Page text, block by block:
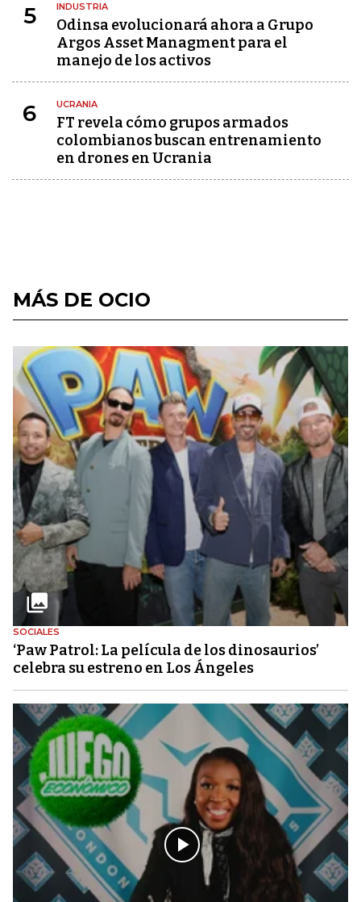
5 INDUSTRIA
Odinsa evolucionará ahora a Grupo
Argos Asset Managment para el
manejo de los activos
6 UCRANIA
FT revela cómo grupos armados
colombianos buscan entrenamiento
en drones en Ucrania
MÁS DE OCIO
SOCIALES
‘Paw Patrol: La película de los dinosaurios’
celebra su estreno en Los Ángeles